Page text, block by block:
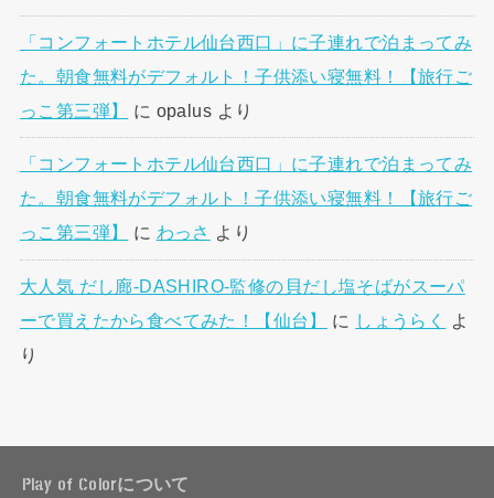
「コンフォートホテル仙台西口」に子連れで泊まってみ
た。朝食無料がデフォルト！子供添い寝無料！【旅行ご
っこ第三弾】
に opalus より
「コンフォートホテル仙台西口」に子連れで泊まってみ
た。朝食無料がデフォルト！子供添い寝無料！【旅行ご
っこ第三弾】
に わっさ より
大人気 だし廊-DASHIRO-監修の貝だし塩そばがスーパ
ーで買えたから食べてみた！【仙台】
に しょうらく
よ
り
Play of Colorについて